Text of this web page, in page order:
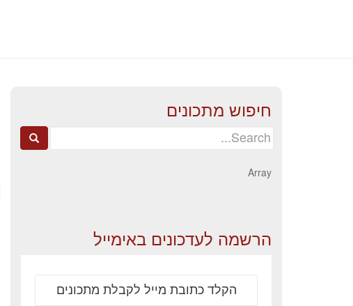
חיפוש מתכונים
Search
Array
הרשמה לעדכונים באימייל